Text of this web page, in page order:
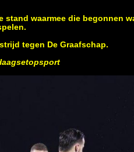
stand waarmee die begonnen
tegen De Graafschap.